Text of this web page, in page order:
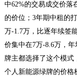
户
转
让
户
车
联
系
们
中62%的交易成交价落
的价位；3年期中租的
万-1.7万，比逐年续签
价集中在7万-8.6万，
牌主都选择了这个模式
个人新能源绿牌的价格